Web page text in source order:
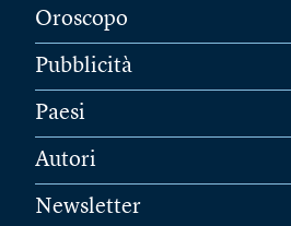
Oroscopo
Pubblicità
Paesi
Autori
Newsletter